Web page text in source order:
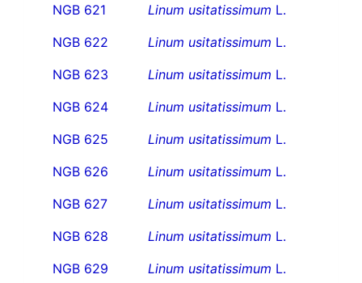
NGB 621
Linum usitatissimum L.
NGB 622
Linum usitatissimum L.
NGB 623
Linum usitatissimum L.
NGB 624
Linum usitatissimum L.
NGB 625
Linum usitatissimum L.
NGB 626
Linum usitatissimum L.
NGB 627
Linum usitatissimum L.
NGB 628
Linum usitatissimum L.
NGB 629
Linum usitatissimum L.